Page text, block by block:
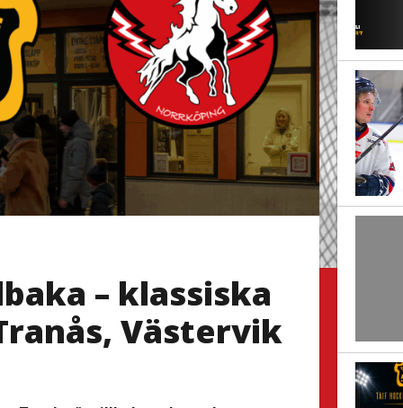
– klassiska
Västervik